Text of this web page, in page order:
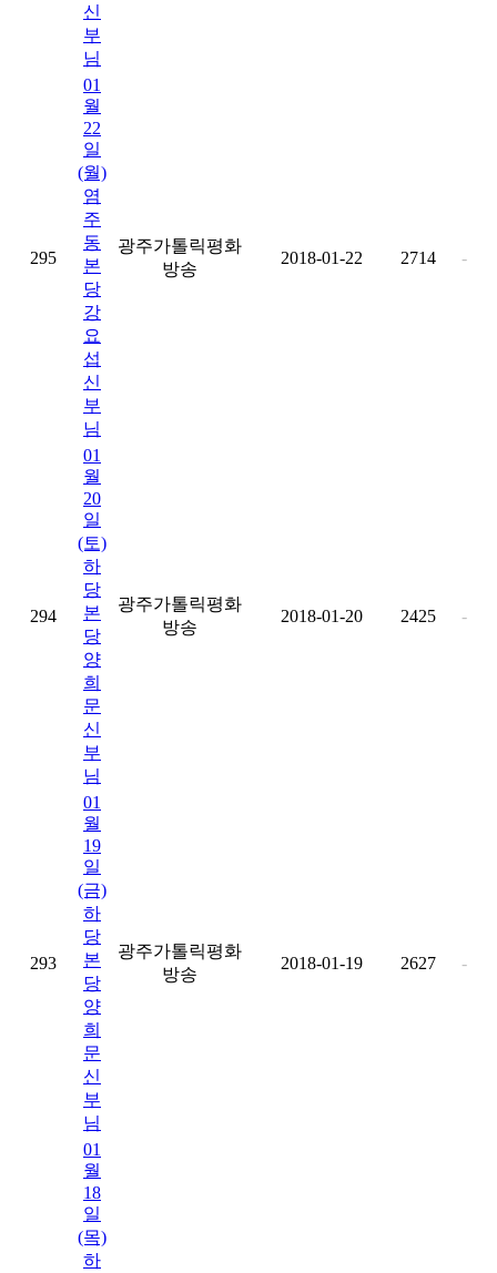
신
부
님
295
01
월
22
일
(월)
염
주
동
본
당
강
요
섭
신
부
님
광주가톨릭평화
방송
2018-01-22 2714 -
294
01
월
20
일
(토)
하
당
본
당
양
희
문
신
부
님
광주가톨릭평화
방송
2018-01-20 2425 -
293
01
월
19
일
(금)
하
당
본
당
양
희
문
신
부
님
광주가톨릭평화
방송
2018-01-19 2627 -
01
월
18
일
(목)
하